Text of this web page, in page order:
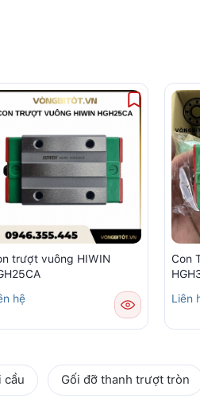
trượt vuông HIWIN
hệ
Con
Liên
cầu Gối đỡ thanh trượt tròn